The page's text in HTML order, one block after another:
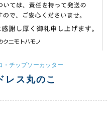
・チップソーカッター
ス丸のこ